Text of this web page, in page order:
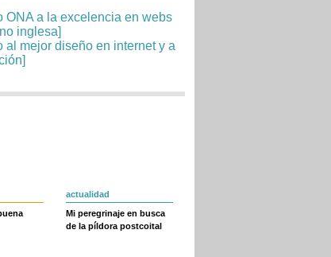
actualidad
Mi peregrinaje en busca
de la píldora postcoital